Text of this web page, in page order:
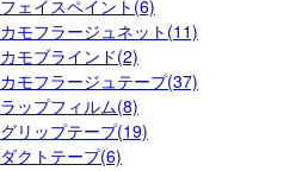
フェイスペイント(6)
カモフラージュネット(11)
カモブラインド(2)
カモフラージュテープ(37)
ラップフィルム(8)
グリップテープ(19)
ダクトテープ(6)